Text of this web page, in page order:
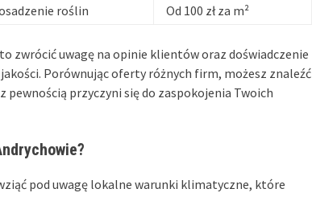
roślin Od 100 zł za m²
zwrócić uwagę na opinie klientów oraz doświadczenie
Porównując oferty różnych firm, możesz znaleźć
pewnością przyczyni się do zaspokojenia Twoich
pod uwagę lokalne warunki klimatyczne, które